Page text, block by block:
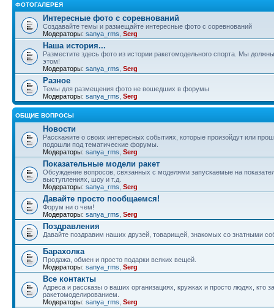
ФОТОГАЛЕРЕЯ
Интересные фото с соревнований
Создавайте темы и размещайте интересные фото с соревнований
Модераторы: sanya_rms Serg
Наша история...
Разместите здесь фото из истории ракетомодельного спорта. Мы
этом!
Модераторы: sanya_rms Serg
Разное
Темы для размещения фото не вошедших в форумы
Модераторы: sanya_rms Serg
ОБЩИЕ ВОПРОСЫ
Новости
Расскажите о своих интересных событиях, которые произойдут или
подошли под тематические форумы.
Модераторы: sanya_rms Serg
Показательные модели ракет
Обсуждение вопросов, связанных с моделями запускаемые на
выступлениях, шоу и т.д.
Модераторы: sanya_rms Serg
Давайте просто пообщаемся!
Форум ни о чем!
Модераторы: sanya_rms Serg
Поздравления
Давайте поздравим наших друзей, товарищей, знакомых со знатными
Барахолка
Продажа, обмен и просто подарки всяких вещей.
Модераторы: sanya_rms Serg
Все контакты
Адреса и рассказы о ваших организациях, кружках и просто людях, кто
ракетомоделированием.
Модераторы: sanya_rms Serg